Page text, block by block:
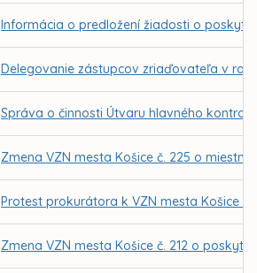
Informácia o predložení žiadosti o
Delegovanie zástupcov zriaďovateľa v
Správa o činnosti Útvaru hlavného
Zmena VZN mesta Košice č. 225 o
Protest prokurátora k VZN mesta Košice č.
Zmena VZN mesta Košice č. 212 o